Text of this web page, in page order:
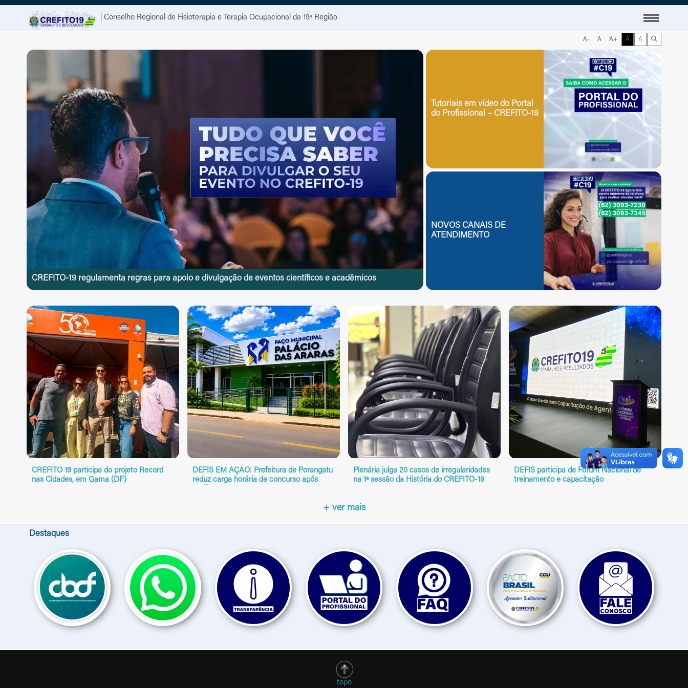
Conselho Regional de Fisioterapia e Terapia Ocupacional da 19ª Região
Fechar
Serviços
Portal do Profissional
Atendimento (Somente mensagens)
Primeiro Registro Profissional
Nada Consta (Certidão Negativa)
Solicitação de Boletos ou Parcelamentos
Consultar Profissional
Denúncia
Fale Conosco
Definição e Símbolo
Formação Acadêmica e Profissional
Código de Ética
CBO
Especialidades
Referencial Brasileiro de Procedimentos
Fisioterapêuticos – RBPF
Jornada de Trabalho
Regulamentação
Parâmetros Assistenciais
Definição e Símbolo
Formação Acadêmica e Profissional
Código de Ética
CBO
Especialidades
Atuação e/ou utilização de técnica
RNHTO
Jornada de Trabalho
Regulamentação
Acesso à Informação
Institucional
Portal da Transparência
FAQ – Perguntas Frequentes
Fechar
A- A A+ A A
CREFITO-19 regulamenta regras para apoio e divulgação de eventos científicos e acadêmicos
Tutoriais em vídeo do Portal
do Profissional – CREFITO-19
NOVOS CANAIS DE
ATENDIMENTO
CREFITO 19 participa do projeto Record
nas Cidades, em Gama (DF)
DEFIS EM AÇÃO: Prefeitura de Porangatu
reduz carga horária de concurso após
Plenária julga 20 casos de irregularidades
na 1ª sessão da História do CREFITO-19
DEFIS participa de Fórum Nacional de
treinamento e capacitação
+ ver mais
Destaques
topo